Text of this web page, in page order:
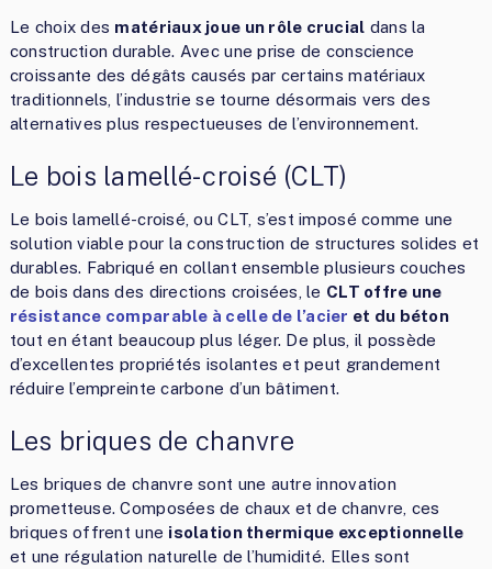
Le choix des matériaux joue un rôle crucial dans la
construction durable. Avec une prise de conscience
croissante des dégâts causés par certains matériaux
traditionnels, l’industrie se tourne désormais vers des
alternatives plus respectueuses de l’environnement.
Le bois lamellé-croisé (CLT)
Le bois lamellé-croisé, ou CLT, s’est imposé comme une
solution viable pour la construction de structures solides et
durables. Fabriqué en collant ensemble plusieurs couches
de bois dans des directions croisées, le CLT offre une
résistance comparable à celle de l’acier et du béton
tout en étant beaucoup plus léger. De plus, il possède
d’excellentes propriétés isolantes et peut grandement
réduire l’empreinte carbone d’un bâtiment.
Les briques de chanvre
Les briques de chanvre sont une autre innovation
prometteuse. Composées de chaux et de chanvre, ces
briques offrent une isolation thermique exceptionnelle
et une régulation naturelle de l’humidité. Elles sont